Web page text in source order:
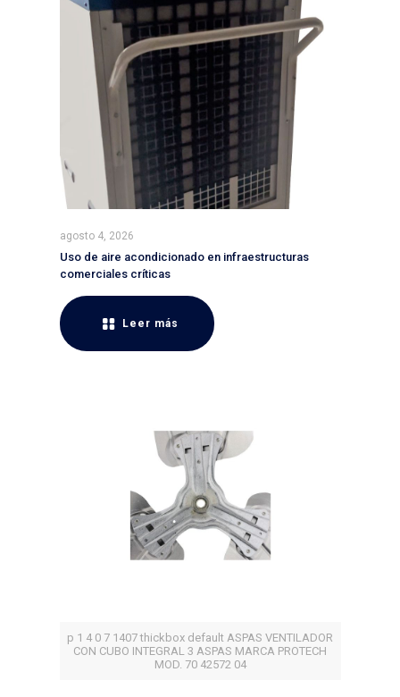
agosto 4, 2026
Uso de aire acondicionado en infraestructuras
comerciales críticas
Leer más
p 1 4 0 7 1407 thickbox default ASPAS VENTILADOR
CON CUBO INTEGRAL 3 ASPAS MARCA PROTECH
MOD. 70 42572 04